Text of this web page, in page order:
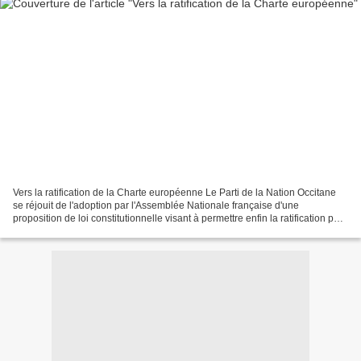
Vers la ratification de la Charte européenne Le Parti de la Nation Occitane
se réjouit de l'adoption par l'Assemblée Nationale française d'une
proposition de loi constitutionnelle visant à permettre enfin la ratification par